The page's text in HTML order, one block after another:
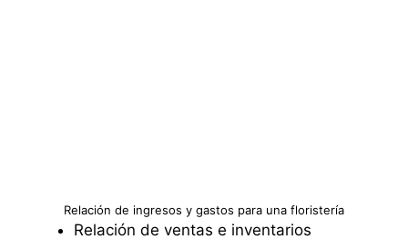
Relación de ingresos y gastos para una floristería
Relación de ventas e inventarios